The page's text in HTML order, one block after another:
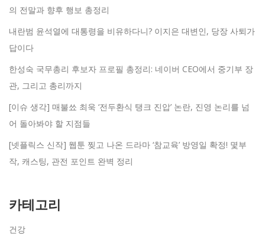
의 전말과 향후 행보 총정리
내란범 윤석열에 대통령을 비유하다니? 이지은 대변인, 당장 사퇴가
답이다
한성숙 국무총리 후보자 프로필 총정리: 네이버 CEO에서 중기부 장
관, 그리고 총리까지
[이슈 생각] 매불쑈 최욱 ‘전두환식 탱크 진압’ 논란, 진영 논리를 넘
어 돌아봐야 할 지점들
[넷플릭스 신작] 웹툰 찢고 나온 드라마 ‘참교육’ 방영일 확정! 몇부
작, 캐스팅, 관전 포인트 완벽 정리
카테고리
건강